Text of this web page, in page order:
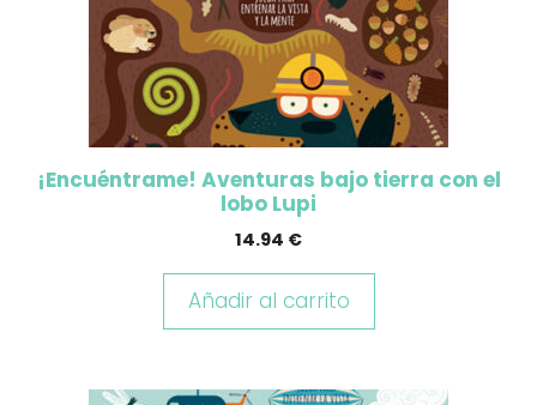
¡Encuéntrame! Aventuras bajo tierra con el
lobo Lupi
14.94 €
Añadir al carrito